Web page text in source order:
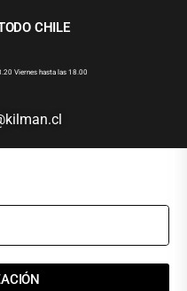
CHILE
Viernes hasta las 18.00